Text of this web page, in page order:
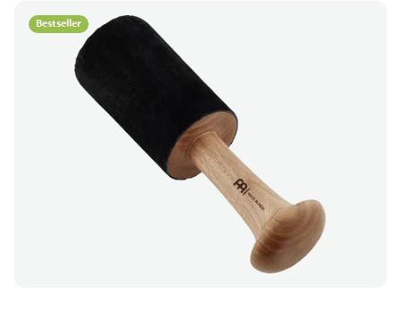
Bestseller